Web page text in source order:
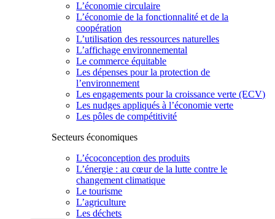
L’économie circulaire
L’économie de la fonctionnalité et de la
coopération
L’utilisation des ressources naturelles
L’affichage environnemental
Le commerce équitable
Les dépenses pour la protection de
l’environnement
Les engagements pour la croissance verte (ECV)
Les nudges appliqués à l’économie verte
Les pôles de compétitivité
Secteurs économiques
L’écoconception des produits
L’énergie : au cœur de la lutte contre le
changement climatique
Le tourisme
L’agriculture
Les déchets